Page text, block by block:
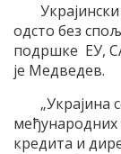
одсто без
подршке ЕУ,
је Медведев.
међународних
кредита и